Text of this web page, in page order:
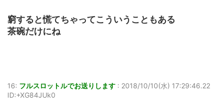
窮すると慌てちゃってこういうこともある
茶碗だけにね
16: フルスロットルでお送りします : 2018/10/10(水) 17:29:46.22
ID:+XG84JUk0